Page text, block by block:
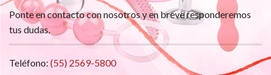
Ponte en contacto con nosotros y en breve responderemos
tus dudas.
Teléfono: (55) 2569-5800